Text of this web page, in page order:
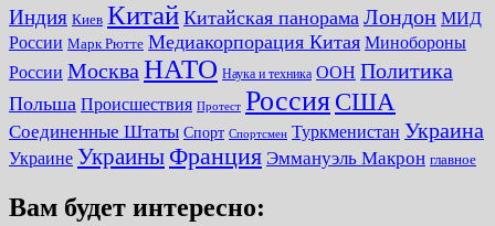
Индия Киев Китай Китайская панорама Лондон МИД
России Марк Рютте Медиакорпорация Китая Минобороны
России Москва НАТО Наука и техника ООН Политика
Польша Происшествия Протест Россия США
Соединенные Штаты Спорт Спортсмен Туркменистан Украина
Украине Украины Франция Эммануэль Макрон главное
Вам будет интересно: